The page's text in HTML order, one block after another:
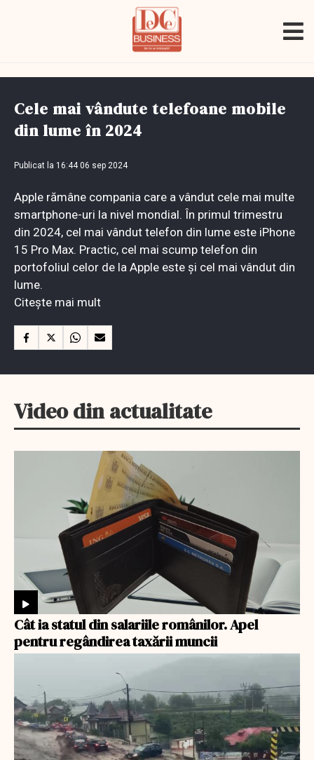
Cele mai vândute telefoane mobile
din lume în 2024
Publicat la 16:44 06 sep 2024
Apple rămâne compania care a vândut cele mai multe
smartphone-uri la nivel mondial. În primul trimestru
din 2024, cel mai vândut telefon din lume este iPhone
15 Pro Max. Practic, cel mai scump telefon din
portofoliul celor de la Apple este și cel mai vândut din
lume.
Citește mai mult
Video din actualitate
Cât ia statul din salariile românilor. Apel
pentru regândirea taxării muncii